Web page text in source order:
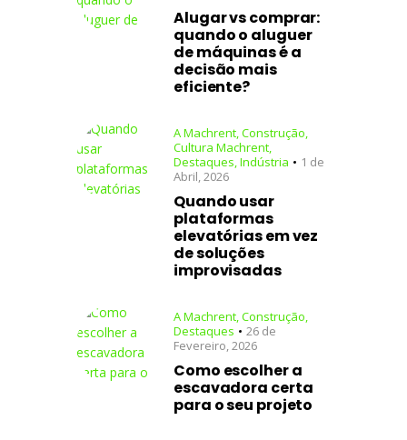
Alugar vs comprar:
quando o aluguer
de máquinas é a
decisão mais
eficiente?
A Machrent,Construção,
Cultura Machrent,
Destaques,Indústria
1 de
Abril, 2026
Quando usar
plataformas
elevatórias em vez
de soluções
improvisadas
A Machrent,Construção,
Destaques
26 de
Fevereiro, 2026
Como escolher a
escavadora certa
para o seu projeto